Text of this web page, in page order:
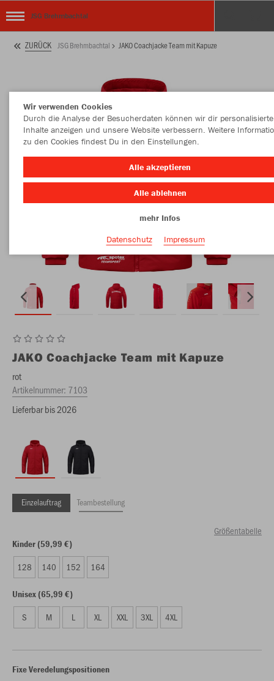
JSG Brehmbachtal
ZURÜCK JSG Brehmbachtal JAKO Coachjacke Team mit Kapuze
JAKO Coachjacke Team mit Kapuze
rot
Artikelnummer: 7103
Lieferbar bis 2026
Einzelauftrag Teambestellung
Größentabelle
Kinder (59,99 €)
128 140 152 164
Unisex (65,99 €)
S M L XL XXL 3XL 4XL
Fixe Veredelungspositionen
Wir verwenden Cookies
Durch die Analyse der Besucherdaten können wir dir personalisierte
Inhalte anzeigen und unsere Website verbessern. Weitere
zu den Cookies findest Du in den Einstellungen.
Alle akzeptieren
Alle ablehnen
mehr Infos
Datenschutz
Impressum